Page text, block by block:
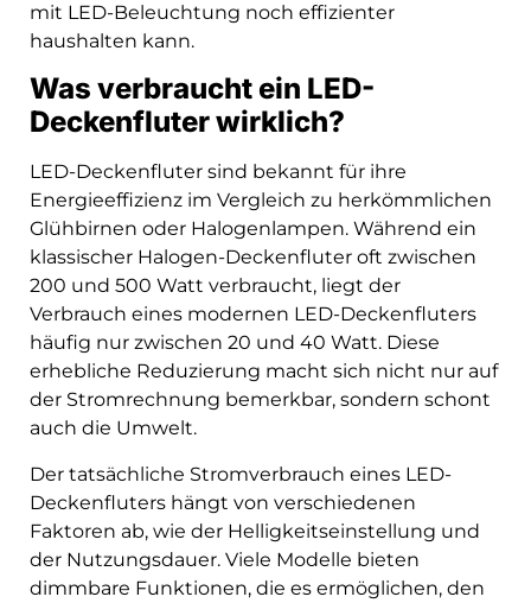
mit LED-Beleuchtung noch effizienter
haushalten kann.
Was verbraucht ein LED-
Deckenfluter wirklich?
LED-Deckenfluter sind bekannt für ihre
Energieeffizienz im Vergleich zu herkömmlichen
Glühbirnen oder Halogenlampen. Während ein
klassischer Halogen-Deckenfluter oft zwischen
200 und 500 Watt verbraucht, liegt der
Verbrauch eines modernen LED-Deckenfluters
häufig nur zwischen 20 und 40 Watt. Diese
erhebliche Reduzierung macht sich nicht nur auf
der Stromrechnung bemerkbar, sondern schont
auch die Umwelt.
Der tatsächliche Stromverbrauch eines LED-
Deckenfluters hängt von verschiedenen
Faktoren ab, wie der Helligkeitseinstellung und
der Nutzungsdauer. Viele Modelle bieten
dimmbare Funktionen, die es ermöglichen, den